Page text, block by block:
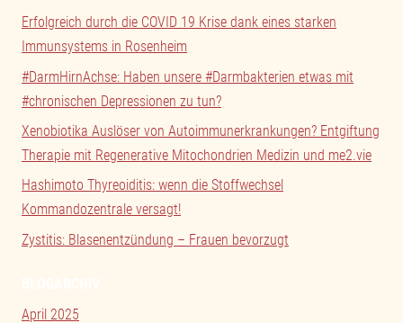
Erfolgreich durch die COVID 19 Krise dank eines starken
Immunsystems in Rosenheim
#DarmHirnAchse: Haben unsere #Darmbakterien etwas mit
#chronischen Depressionen zu tun?
Xenobiotika Auslöser von Autoimmunerkrankungen? Entgiftung
Therapie mit Regenerative Mitochondrien Medizin und me2.vie
Hashimoto Thyreoiditis: wenn die Stoffwechsel
Kommandozentrale versagt!
Zystitis: Blasenentzündung – Frauen bevorzugt
April 2025